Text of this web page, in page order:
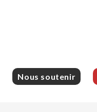
Nous soutenir